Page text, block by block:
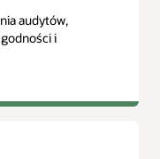
audytów,
i